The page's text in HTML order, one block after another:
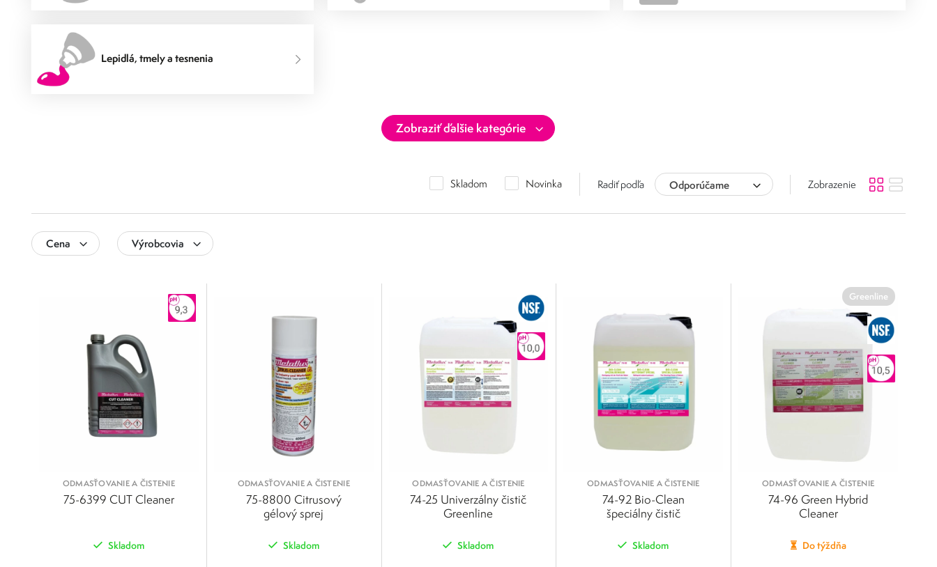
Lepidlá, tmely a tesnenia
Skladom Novinka Radiť podľa Odporúčame Zobrazenie
Cena Výrobcovia
Metaflux Greenline
ODMASŤOVANIE A ČISTENIE
75-6399 CUT Cleaner
Skladom
ODMASŤOVANIE A ČISTENIE
75-8800 Citrusový
gélový sprej
Skladom
ODMASŤOVANIE A ČISTENIE
74-25 Univerzálny čistič
Greenline
Skladom
ODMASŤOVANIE A ČISTENIE
74-92 Bio-Clean
špeciálny čistič
Skladom
Greenline
ODMASŤOVANIE A ČISTENIE
74-96 Green Hybrid
Cleaner
Do týždňa